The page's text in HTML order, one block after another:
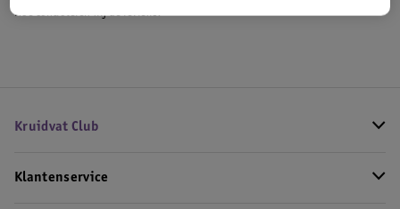
Hoe controleren wij de reviews?
Kruidvat Club
Klantenservice